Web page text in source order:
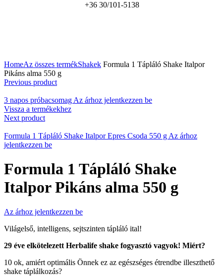
+36 30/101-5138
HomeAz összes termékShakek Formula 1 Tápláló Shake Italpor
Pikáns alma 550 g
Previous product
3 napos próbacsomag Az árhoz jelentkezzen be
Vissza a termékekhez
Next product
Formula 1 Tápláló Shake Italpor Epres Csoda 550 g Az árhoz
jelentkezzen be
Formula 1 Tápláló Shake
Italpor Pikáns alma 550 g
Az árhoz jelentkezzen be
Világelső, intelligens, sejtszinten tápláló ital!
29 éve elkötelezett Herbalife shake fogyasztó vagyok! Miért?
10 ok, amiért optimális Önnek ez az egészséges étrendbe illeszthető
shake táplálkozás?